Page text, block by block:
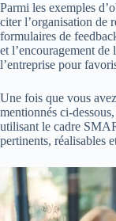
Parmi les exemples
citer l’organisation de
formulaires de
et l’encouragement de
l’entreprise pour
Une fois que vous
mentionnés ci-
utilisant le cadre
pertinents, réalisables